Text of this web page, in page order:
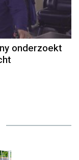
onderzoekt